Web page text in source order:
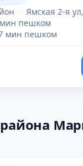
· Ямская 2-я
пешком
мин пешком